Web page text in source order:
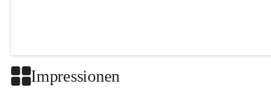
Impressionen